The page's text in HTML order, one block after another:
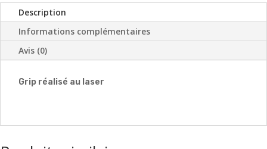
Description
Informations complémentaires
Avis (0)
Grip réalisé au laser